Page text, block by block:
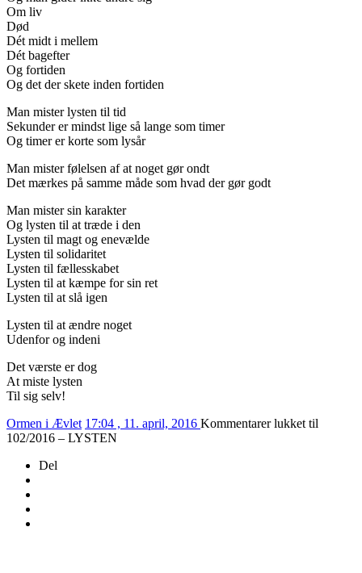
Om liv
Død
Dét midt i mellem
Dét bagefter
Og fortiden
Og det der skete inden fortiden
Man mister lysten til tid
Sekunder er mindst lige så lange som timer
Og timer er korte som lysår
Man mister følelsen af at noget gør ondt
Det mærkes på samme måde som hvad der gør godt
Man mister sin karakter
Og lysten til at træde i den
Lysten til magt og enevælde
Lysten til solidaritet
Lysten til fællesskabet
Lysten til at kæmpe for sin ret
Lysten til at slå igen
Lysten til at ændre noget
Udenfor og indeni
Det værste er dog
At miste lysten
Til sig selv!
Ormen i Ævlet 17:04 , 11. april, 2016 Kommentarer lukket til
102/2016 – LYSTEN
Del